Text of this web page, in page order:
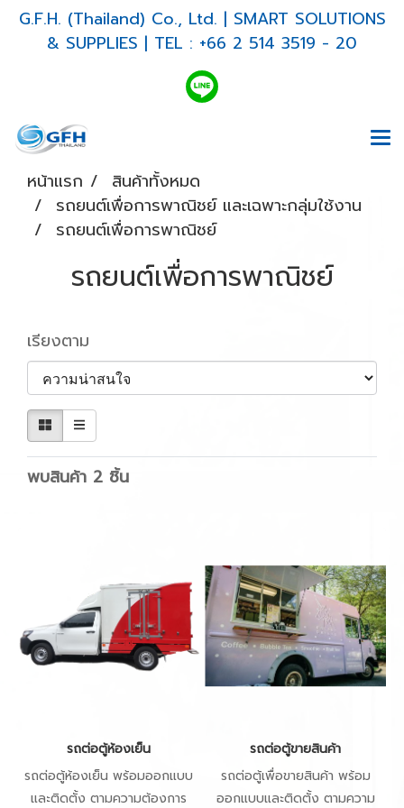
G.F.H. (Thailand) Co., Ltd. | SMART SOLUTIONS
& SUPPLIES | TEL : +66 2 514 3519 - 20
หน้าแรก
สินค้าทั้งหมด
รถยนต์เพื่อการพาณิชย์ และเฉพาะกลุ่มใช้งาน
รถยนต์เพื่อการพาณิชย์
รถยนต์เพื่อการพาณิชย์
เรียงตาม
พบสินค้า 2 ชิ้น
รถต่อตู้ห้องเย็น
รถต่อตู้ห้องเย็น พร้อมออกแบบ
และติดตั้ง ตามความต้องการ
รถต่อตู้ขายสินค้า
รถต่อตู้เพื่อขายสินค้า พร้อม
ออกแบบและติดตั้ง ตามความ